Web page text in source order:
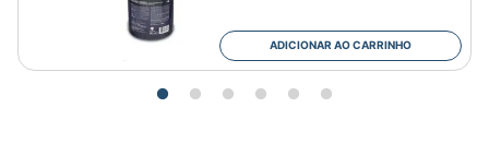
ADICIONAR AO CARRINHO